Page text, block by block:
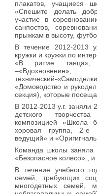
плакатов, учащиеся
«Спешите делать
участие в
санпостов,
прыжкам в высоту,
В течение 2012-2013
кружки и кружки по
«В ритме танца»,
–«Вдохновение»,
технический-
«Домоводство и
секция), которые
В 2012-2013 у.г.
детского
композицией «Школа
хоровая группа, 2-
ведущий» и
Команда школы заняла
«Безопасное колесо».,
В течение учебного
семей, требующих
многодетных семей,